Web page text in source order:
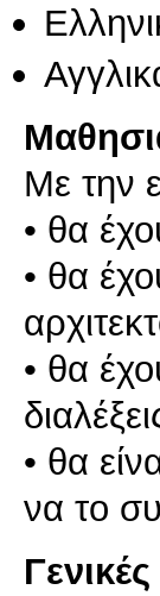
Με την
• θα
• θα
• θα
• θα
να το